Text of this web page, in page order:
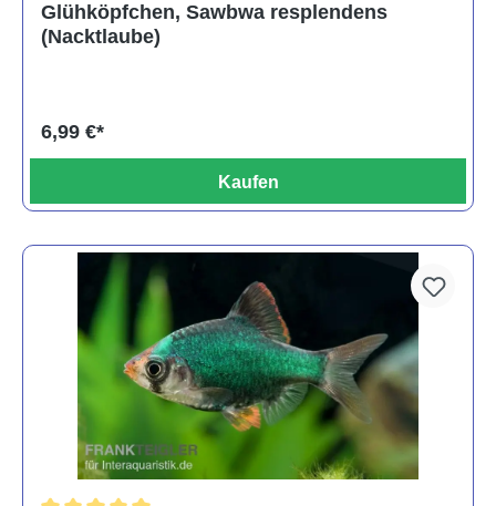
Glühköpfchen, Sawbwa resplendens
(Nacktlaube)
6,99 €*
Kaufen